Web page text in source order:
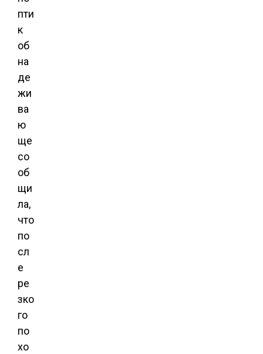
пти
к
об
на
де
жи
ва
ю
ще
со
об
щи
ла,
что
по
сл
е
ре
зко
го
по
хо